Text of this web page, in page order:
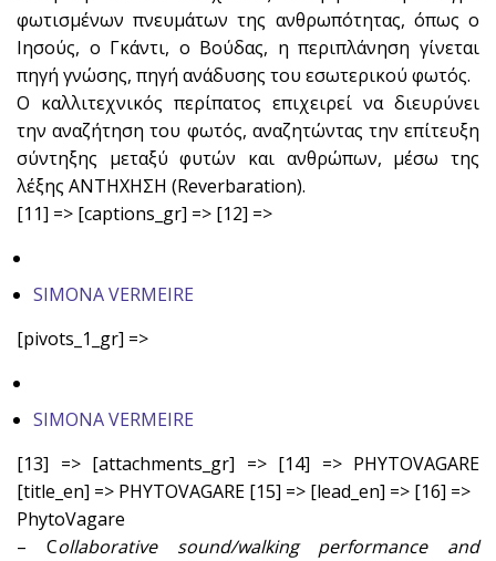
φωτισμένων πνευμάτων της ανθρωπότητας, όπως ο
Ιησούς, ο Γκάντι, ο Βούδας, η περιπλάνηση γίνεται
πηγή γνώσης, πηγή ανάδυσης του εσωτερικού φωτός.
Ο καλλιτεχνικός περίπατος επιχειρεί να διευρύνει
την αναζήτηση του φωτός, αναζητώντας την επίτευξη
σύντηξης μεταξύ φυτών και ανθρώπων, μέσω της
λέξης ΑΝΤΗΧΗΣΗ (Reverbaration).
[11] => [captions_gr] => [12] =>
SIMONA VERMEIRE
[pivots_1_gr] =>
SIMONA VERMEIRE
[13] => [attachments_gr] => [14] => PHYTOVAGARE
[title_en] => PHYTOVAGARE [15] => [lead_en] => [16] =>
PhytoVagare
– Collaborative sound/walking performance and